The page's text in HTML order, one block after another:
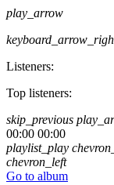
play_arrow
Listeners:
Top listeners:
skip_previous
00:00 00:00
playlist_play
chevron_left
Go to album